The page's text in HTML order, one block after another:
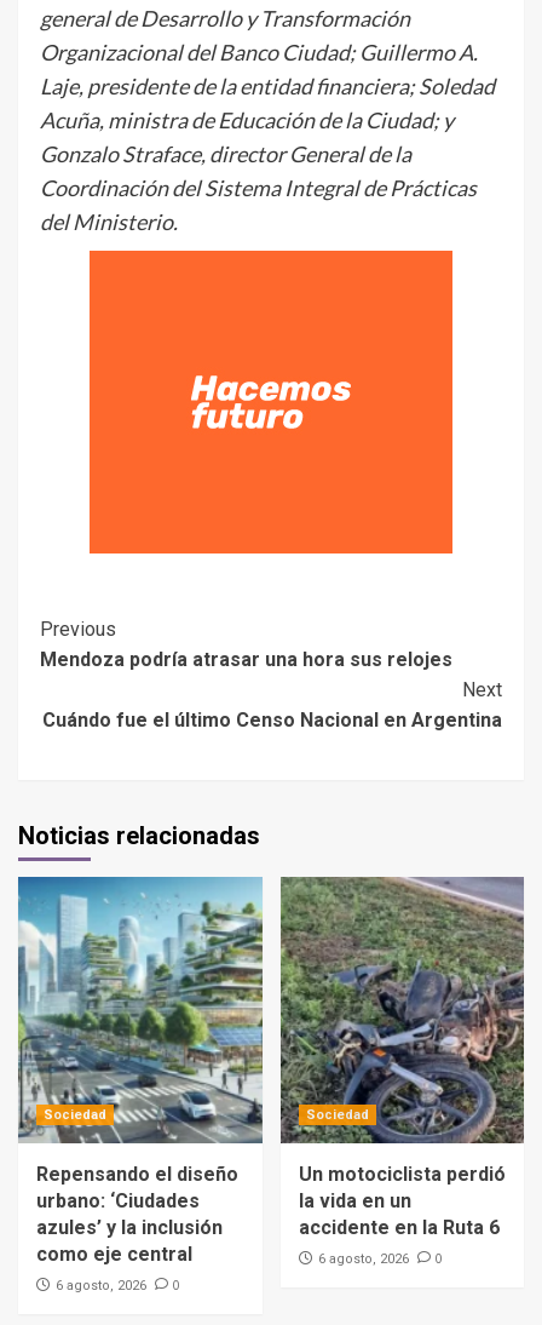
general de Desarrollo y Transformación
Organizacional del Banco Ciudad; Guillermo A.
Laje, presidente de la entidad financiera; Soledad
Acuña, ministra de Educación de la Ciudad; y
Gonzalo Straface, director General de la
Coordinación del Sistema Integral de Prácticas
del Ministerio.
Previous
Mendoza podría atrasar una hora sus relojes
Next
Cuándo fue el último Censo Nacional en Argentina
Noticias relacionadas
Sociedad
Repensando el diseño
urbano: ‘Ciudades
azules’ y la inclusión
como eje central
6 agosto, 2026 0
Sociedad
Un motociclista perdió
la vida en un
accidente en la Ruta 6
6 agosto, 2026 0